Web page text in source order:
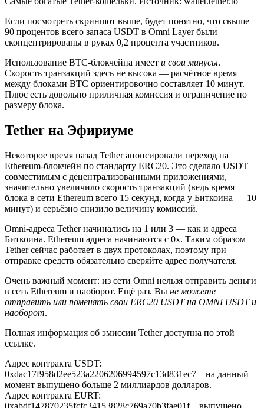
Если посмотреть скриншот выше, будет понятно, что свыше
90 процентов всего запаса USDT в Omni Layer были
сконцентрированы в руках 0,2 процента участников.
Использование BTC-блокчейна имеет и свои минусы.
Скорость транзакций здесь не высока — расчётное время
между блоками BTC ориентировочно составляет 10 минут.
Плюс есть довольно приличная комиссия и ограничение по
размеру блока.
Tether на Эфириуме
Некоторое время назад Tether анонсировали переход на
Ethereum-блокчейн по стандарту ERC20. Это сделало USDT
совместимым с децентрализованными приложениями,
значительно увеличило скорость транзакций (ведь время
блока в сети Ethereum всего 15 секунд, когда у Биткоина — 10
минут) и серьёзно снизило величину комиссий.
Omni-адреса Tether начинались на 1 или 3 — как и адреса
Биткоина. Ethereum адреса начинаются c 0x. Таким образом
Tether сейчас работает в двух протоколах, поэтому при
отправке средств обязательно сверяйте адрес получателя.
Очень важный момент: из сети Omni нельзя отправить деньги
в сеть Ethereum и наоборот. Ещё раз. Вы не можете
отправить или поменять свои ERC20 USDT на OMNI USDT и
наоборот.
Полная информация об эмиссии Tether доступна по этой
ссылке.
Адрес контракта USDT:
0xdac17f958d2ee523a2206206994597c13d831ec7 – на данный
момент выпущено больше 2 миллиардов долларов.
Адрес контракта EURT:
0xabdf147870235fcfc34153828c769a70b3fae01f – выпущено